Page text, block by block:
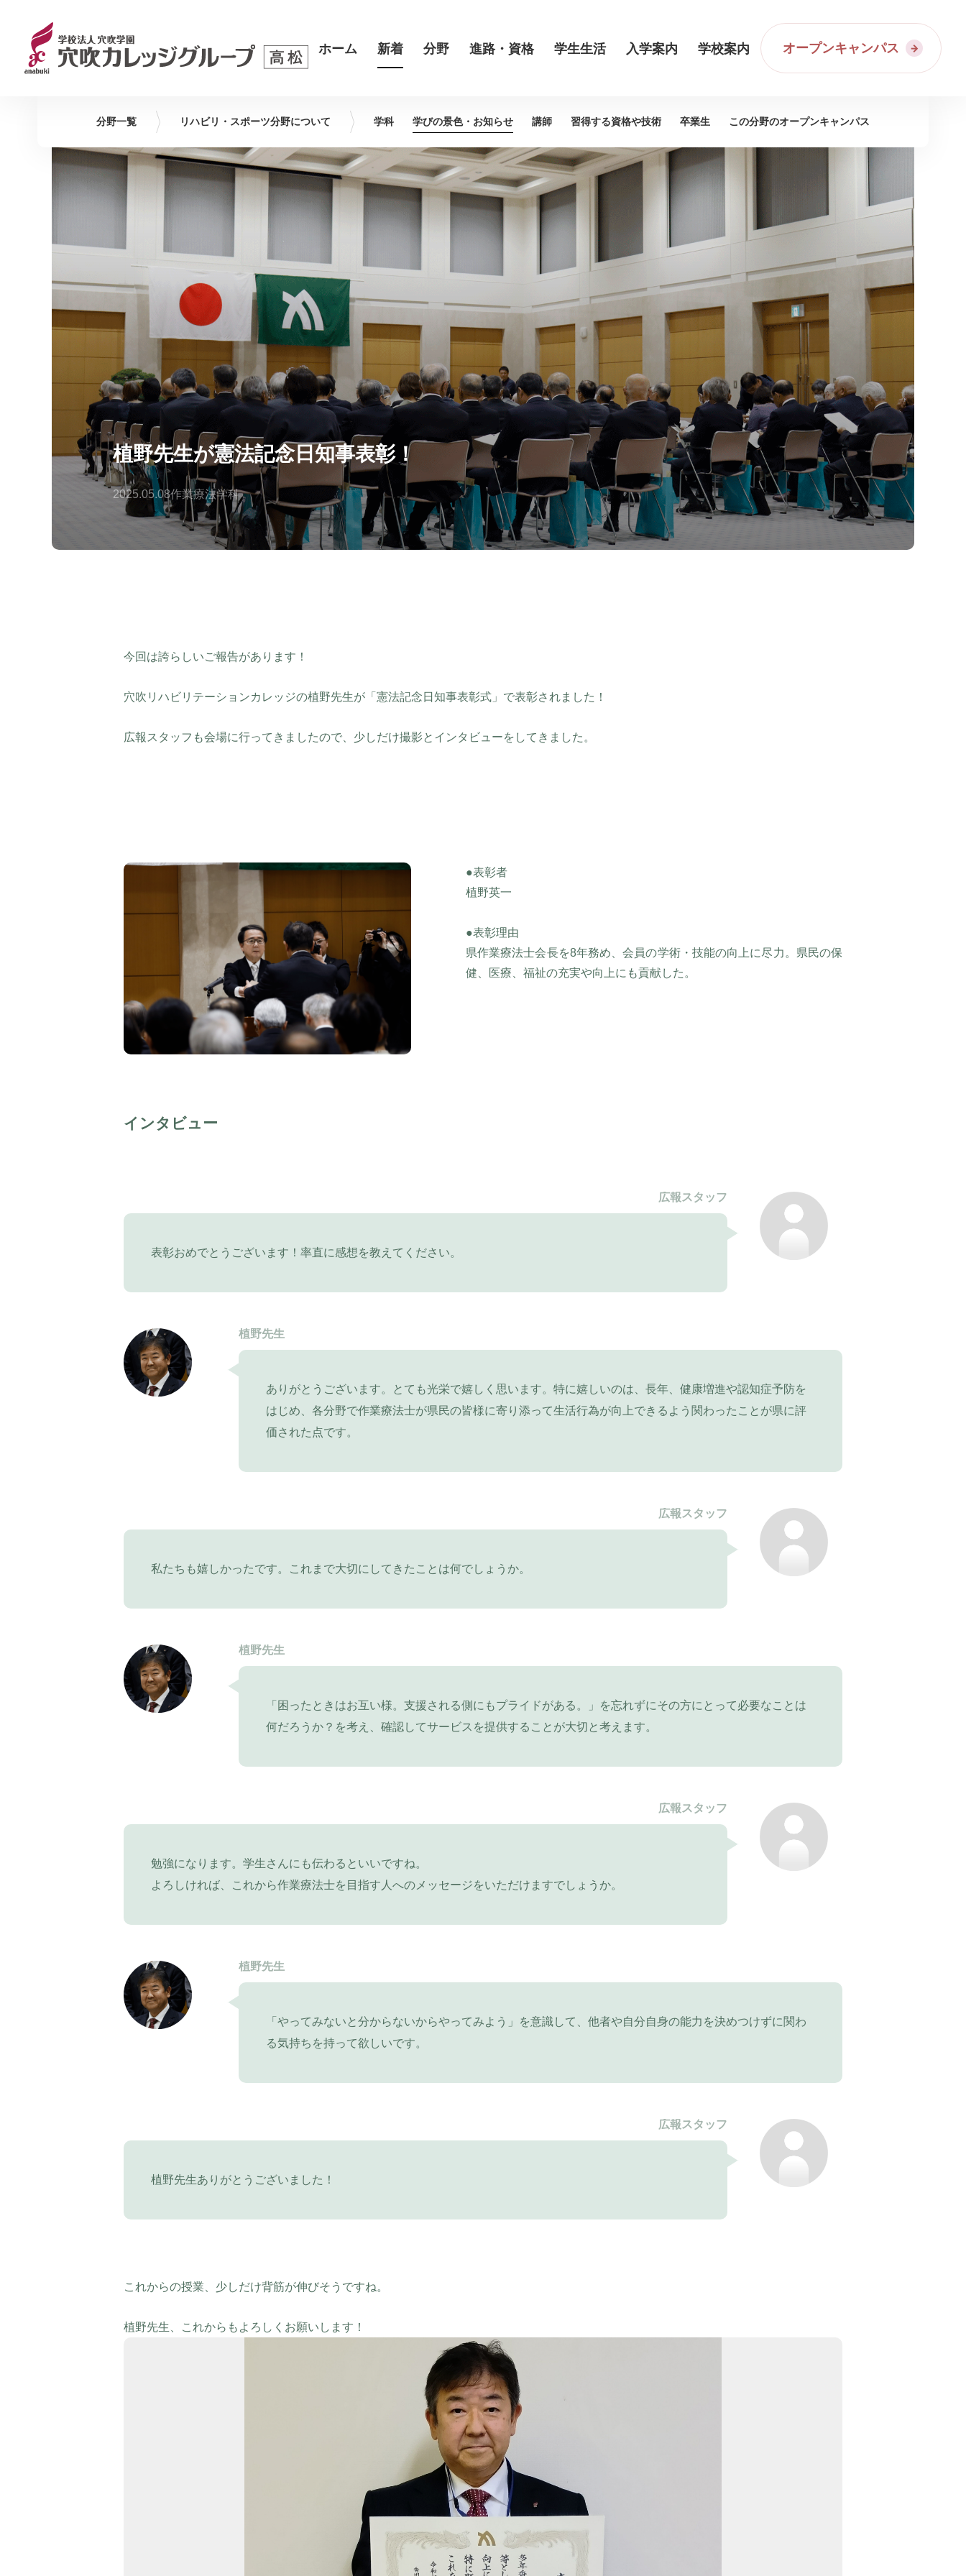
ホーム 新着 分野 進路・資格 学生生活 入学案内 学校案内 オープンキャンパス
分野一覧 リハビリ・スポーツ分野について 学科 学びの景色・ お知らせ 講師 習得する資格や技術 卒業生 この分野のオープンキャンパス
植野先生が憲法記念日知事表彰！
2025.05.08作業療法学科
今回は誇らしいご報告があります！
穴吹リハビリテーションカレッジの植野先生が「憲法記念日知事表彰式」で表彰されました！
広報スタッフも会場に行ってきましたので、少しだけ撮影とインタビューをしてきました。
●表彰者
植野英一
●表彰理由
県作業療法士会長を8年務め、会員の学術・技能の向上に尽力。県民の保
健、医療、福祉の充実や向上にも貢献した。
インタビュー
広報スタッフ
表彰おめでとうございます！率直に感想を教えてください。
植野先生
ありがとうございます。とても光栄で嬉しく思います。特に嬉しいのは、長年、健康増進や認知症予防を
はじめ、各分野で作業療法士が県民の皆様に寄り添って生活行為が向上できるよう関わったことが県に評
価された点です。
広報スタッフ
私たちも嬉しかったです。これまで大切にしてきたことは何でしょうか。
植野先生
「困ったときはお互い様。支援される側にもプライドがある。」を忘れずにその方にとって必要なことは
何だろうか？を考え、確認してサービスを提供することが大切と考えます。
広報スタッフ
勉強になります。学生さんにも伝わるといいですね。
よろしければ、これから作業療法士を目指す人へのメッセージをいただけますでしょうか。
植野先生
「やってみないと分からないからやってみよう」を意識して、他者や自分自身の能力を決めつけずに関わ
る気持ちを持って欲しいです。
広報スタッフ
植野先生ありがとうございました！
これからの授業、少しだけ背筋が伸びそうですね。
植野先生、これからもよろしくお願いします！